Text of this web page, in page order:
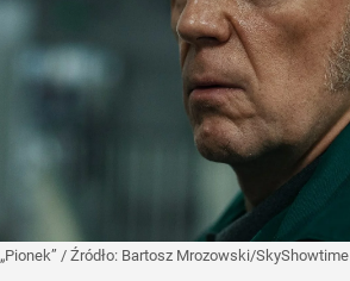
„Pionek” / Źródło: Bartosz Mrozowski/SkyShowtime